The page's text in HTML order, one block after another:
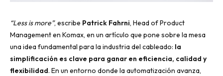
“Less is more”, escribe Patrick Fahrni, Head of Product
Management en Komax, en un artículo que pone sobre la mesa
una idea fundamental para la industria del cableado: la
simplificación es clave para ganar en eficiencia, calidad y
flexibilidad. En un entorno donde la automatización avanza,